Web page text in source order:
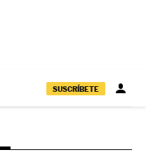
SUSCRÍBETE